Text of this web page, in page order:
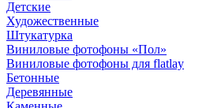
Детские
Художественные
Штукатурка
Виниловые фотофоны «Пол»
Виниловые фотофоны для flatlay
Бетонные
Деревянные